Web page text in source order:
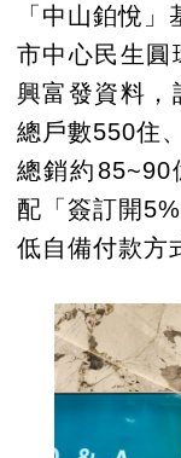
「中山鉑悅
市中心民生圓
興富發資料，
總戶數550住
總銷約85~90
配「簽訂開
低自備付款方